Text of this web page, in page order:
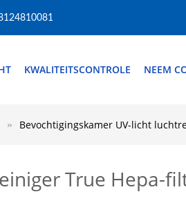
KWALITEITSCONTROLE NEEM
Bevochtigingskamer UV-licht
True Hepa-